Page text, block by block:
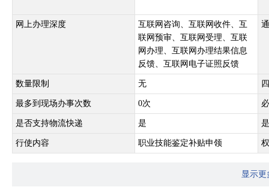
网上办理深度
互联网咨询、互联网收件、互
联网预审、互联网受理、互联
网办理、互联网办理结果信息
反馈、互联网电子证照反馈
数量限制 无
最多到现场办事次数 0次
是否支持物流快递 是
行使内容 职业技能鉴定补贴申领
显示更